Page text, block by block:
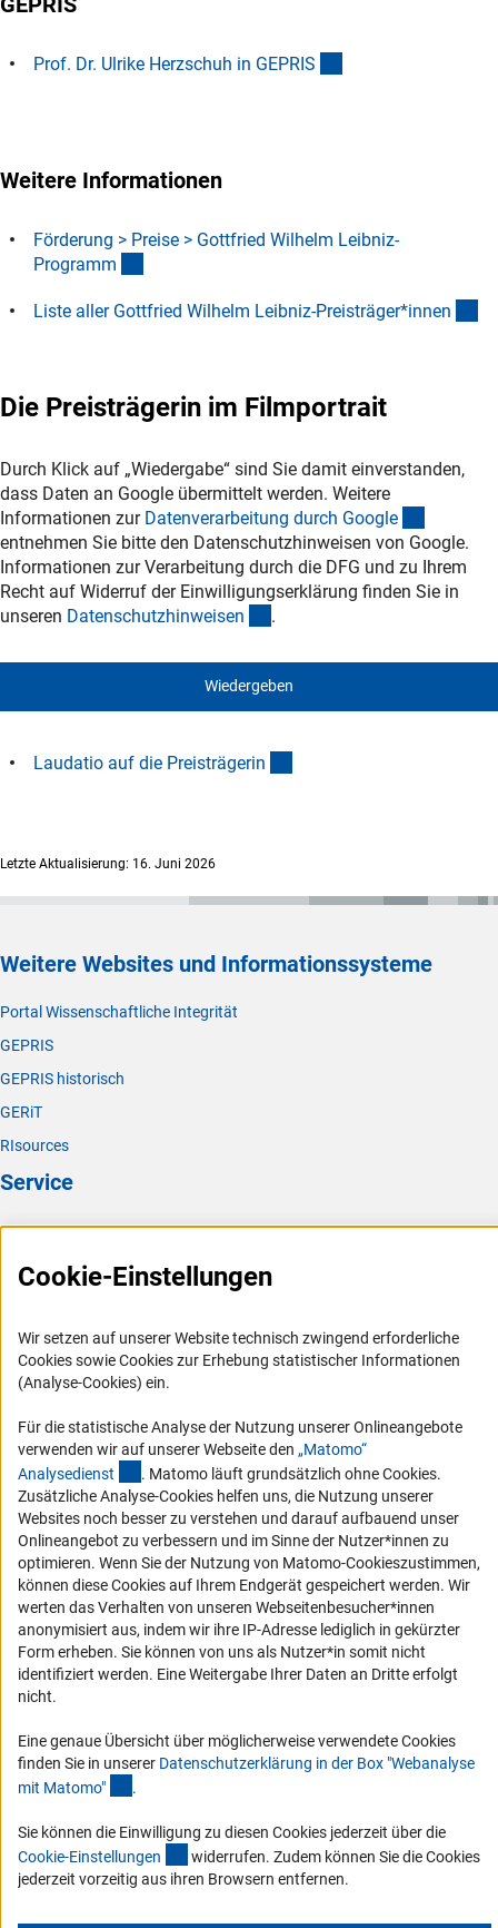
Prof. Dr. Ulrike Herzschuh in GEPRI S
Weitere Informationen
Förderung > Preise > Gottfried Wilhelm Leibniz-
Programm
Liste aller Gottfried Wilhelm Leibniz-Preisträger*innen
Die Preisträgerin im Filmportrait
Durch Klick auf „Wiedergabe“ sind Sie damit einverstanden,
dass Daten an Google übermittelt werden. Weitere
Informationen zur Datenverarbeitung durch Googl e
entnehmen Sie bitte den Datenschutzhinweisen von Google.
Informationen zur Verarbeitung durch die DFG und zu Ihrem
Recht auf Widerruf der Einwilligungserklärung finden Sie in
unseren Datenschutzhinweisen (interner Link)
.
Wiedergeben
Laudatio auf die Preisträgerin
Letzte Aktualisierung: 16. Juni 2026
Weitere Websites und Informationssysteme
Portal Wissenschaftliche Integrität
GEPRIS
GEPRIS historisch
GERiT
RIsources
Service
Presse
FAQ
Logo und Corporate Design
RSS-Feeds
Compliance
Vergabeverfahren
Barrierefreiheit
Service und Informationen für Menschen mit Behinderungen
Erklärung zur Barrierefreiheit
Barriere melden
DFG-aktuell
Erhalten Sie Neuigkeiten aus der DFG direkt in Ihr Mailpostfach oder
schauen Sie sich die Ausgaben online an.
Zum Newsletter
© 2026 DFG
Impressum Datenschutz Cookie-Einstellungen
Cookie-Einstellungen
Wir setzen auf unserer Website technisch zwingend erforderliche
Cookies sowie Cookies zur Erhebung statistischer Informationen
(Analyse-Cookies) ein.
Für die statistische Analyse der Nutzung unserer Onlineangebote
verwenden wir auf unserer Webseite den „Matomo“
Analysedienst (externer Link)
. Matomo läuft grundsätzlich ohne Cookies.
Zusätzliche Analyse-Cookies helfen uns, die Nutzung unserer
Websites noch besser zu verstehen und darauf aufbauend unser
Onlineangebot zu verbessern und im Sinne der Nutzer*innen zu
optimieren. Wenn Sie der Nutzung von Matomo-Cookieszustimmen,
können diese Cookies auf Ihrem Endgerät gespeichert werden. Wir
werten das Verhalten von unseren Webseitenbesucher*innen
anonymisiert aus, indem wir ihre IP-Adresse lediglich in gekürzter
Form erheben. Sie können von uns als Nutzer*in somit nicht
identifiziert werden. Eine Weitergabe Ihrer Daten an Dritte erfolgt
nicht.
Eine genaue Übersicht über möglicherweise verwendete Cookies
finden Sie in unserer Datenschutzerklärung in der Box "Webanalyse
mit Matomo" .
Sie können die Einwilligung zu diesen Cookies jederzeit über die
Cookie-Einstellungen (interner Link)
widerrufen. Zudem können Sie die Cookies
jederzeit vorzeitig aus ihren Browsern entfernen.